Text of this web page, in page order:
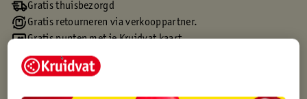
Gratis thuisbezorgd
Gratis retourneren via verkooppartner.
Gratis punten met je Kruidvat kaart